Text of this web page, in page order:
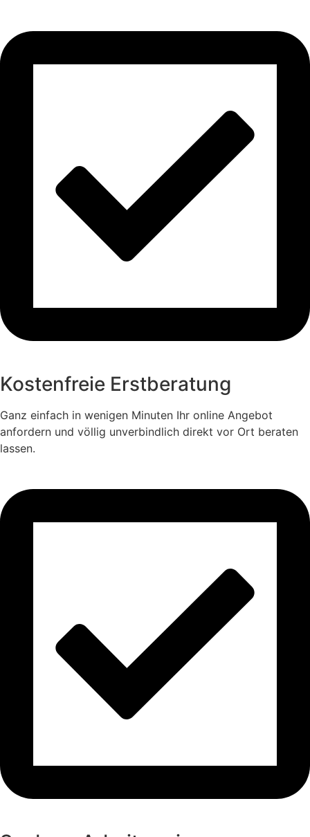
Kostenfreie Erstberatung
Ganz einfach in wenigen Minuten Ihr online Angebot
anfordern und völlig unverbindlich direkt vor Ort beraten
lassen.